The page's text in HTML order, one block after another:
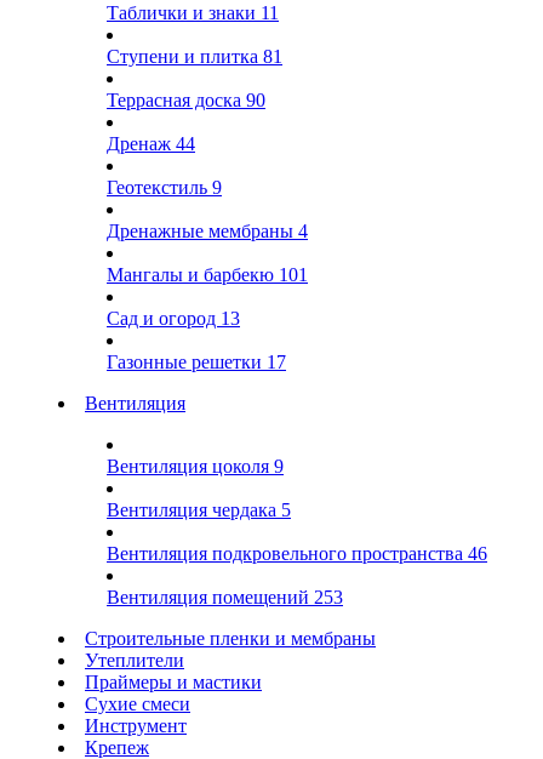
Таблички и знаки 11
Ступени и плитка 81
Террасная доска 90
Дренаж 44
Геотекстиль 9
Дренажные мембраны 4
Мангалы и барбекю 101
Сад и огород 13
Газонные решетки 17
Вентиляция
Вентиляция цоколя 9
Вентиляция чердака 5
Вентиляция подкровельного пространства 46
Вентиляция помещений 253
Строительные пленки и мембраны
Утеплители
Праймеры и мастики
Сухие смеси
Инструмент
Крепеж